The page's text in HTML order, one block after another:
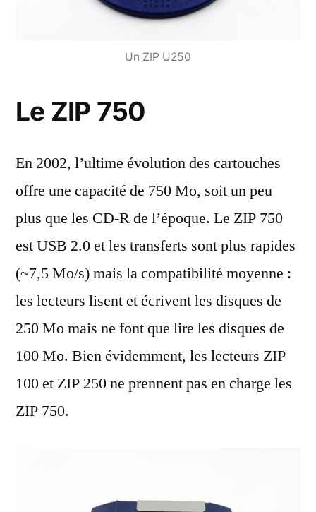
Un ZIP U250
Le ZIP 750
En 2002, l’ultime évolution des cartouches
offre une capacité de 750 Mo, soit un peu
plus que les CD-R de l’époque. Le ZIP 750
est USB 2.0 et les transferts sont plus rapides
(~7,5 Mo/s) mais la compatibilité moyenne :
les lecteurs lisent et écrivent les disques de
250 Mo mais ne font que lire les disques de
100 Mo. Bien évidemment, les lecteurs ZIP
100 et ZIP 250 ne prennent pas en charge les
ZIP 750.